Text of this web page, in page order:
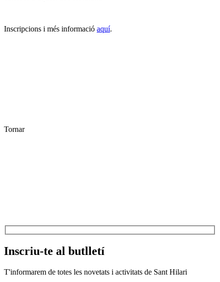
Inscripcions i més informació aquí.
Tornar
Inscriu-te al butlletí
T'informarem de totes les novetats i activitats de Sant Hilari